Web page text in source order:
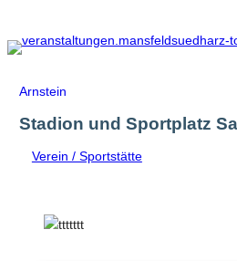
Inhalt
springen
Arnstein
Stadion und Sportplatz
Verein / Sportstätte